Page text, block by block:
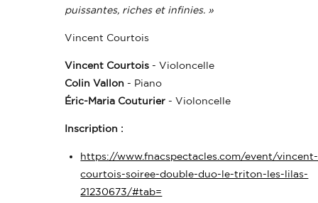
puissantes, riches et infinies. »
Vincent Courtois
Vincent Courtois - Violoncelle
Colin Vallon - Piano
Éric-Maria Couturier - Violoncelle
Inscription :
https://www.fnacspectacles.com/event/vincent-
courtois-soiree-double-duo-le-triton-les-lilas-
21230673/#tab=